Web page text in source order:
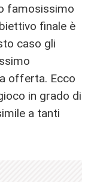
famosissimo
finale è
caso gli
offerta. Ecco
in grado di
a tanti